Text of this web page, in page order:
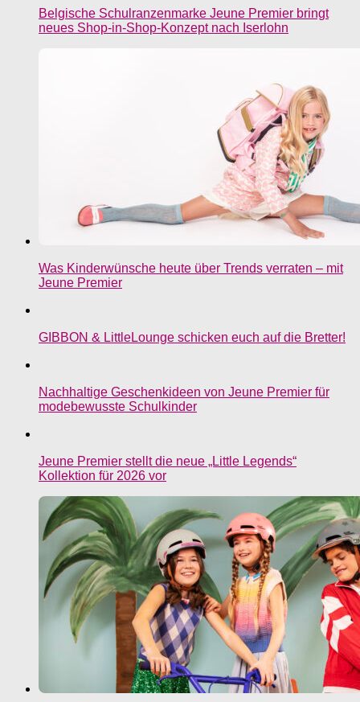
Belgische Schulranzenmarke Jeune Premier bringt
neues Shop-in-Shop-Konzept nach Iserlohn
Was Kinderwünsche heute über Trends verraten – mit
Jeune Premier
GIBBON & LittleLounge schicken euch auf die Bretter!
Nachhaltige Geschenkideen von Jeune Premier für
modebewusste Schulkinder
Jeune Premier stellt die neue „Little Legends“
Kollektion für 2026 vor